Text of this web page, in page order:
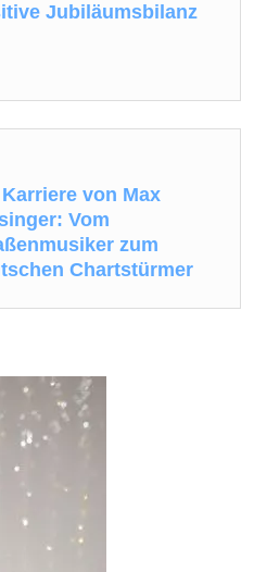
Jubiläumsbilanz
von Max
Vom
zum
Chartstürmer